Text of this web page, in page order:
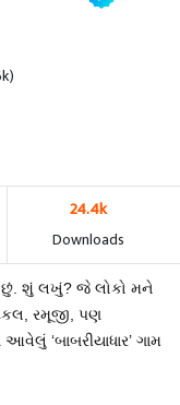
24.4k
Downloads
છું. શું લખું? જે લોકો મને
રમૂજી, પણ
‘બાબરીયાધાર’ ગામ